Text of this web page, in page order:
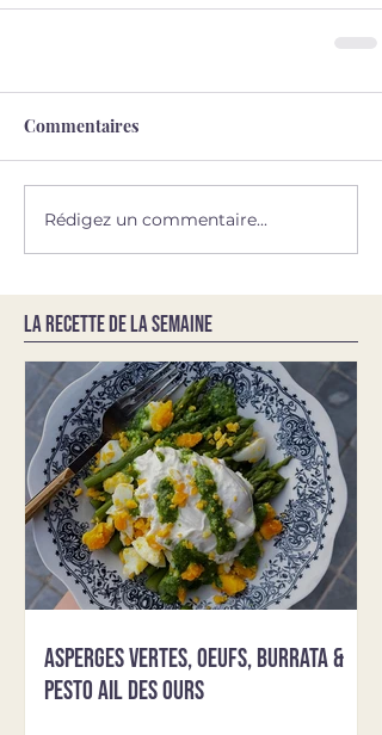
Commentaires
Rédigez un commentaire...
LA RECETTE DE LA SEMAINE
Asperges vertes, oeufs, burrata &
pesto ail des ours